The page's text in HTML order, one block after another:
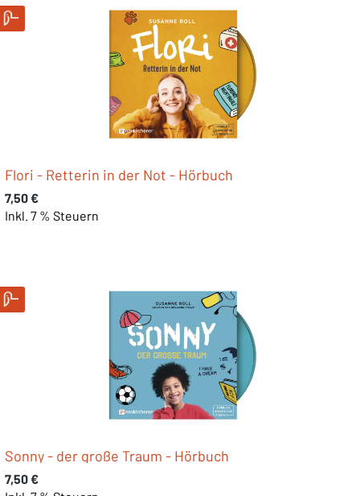
Flori - Retterin in der Not - Hörbuch
Regulärer Preis:
7,50 €
Inkl. 7 % Steuern
Sonny - der große Traum - Hörbuch
Regulärer Preis:
7,50 €